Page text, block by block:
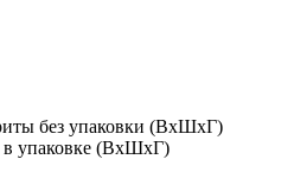
без упаковки (ВxШxГ)
в упаковке (ВxШxГ)